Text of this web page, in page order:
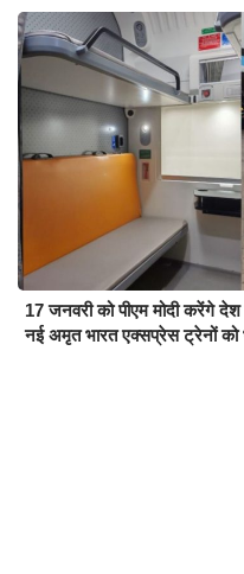
17 जनवरी को पीएम मोदी करेंगे
नई अमृत भारत एक्सप्रेस ट्रेनों को